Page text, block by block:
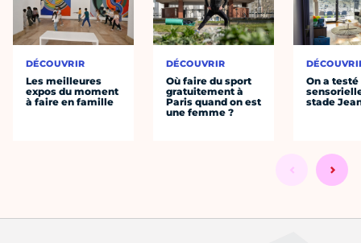
DÉCOUVRIR
Les meilleures
expos du moment
à faire en famille
DÉCOUVRIR
Où faire du sport
gratuitement à
Paris quand on est
une femme ?
On a
stade